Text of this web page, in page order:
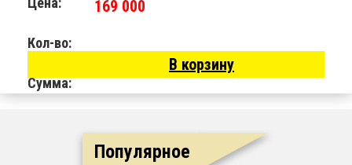
Кол-во:
Сумма:
169 000
В корзину
Популярное